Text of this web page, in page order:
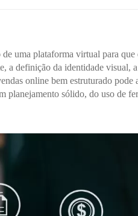
uma plataforma virtual para
a definição da identidade visual,
online bem estruturado
sólido, do uso de